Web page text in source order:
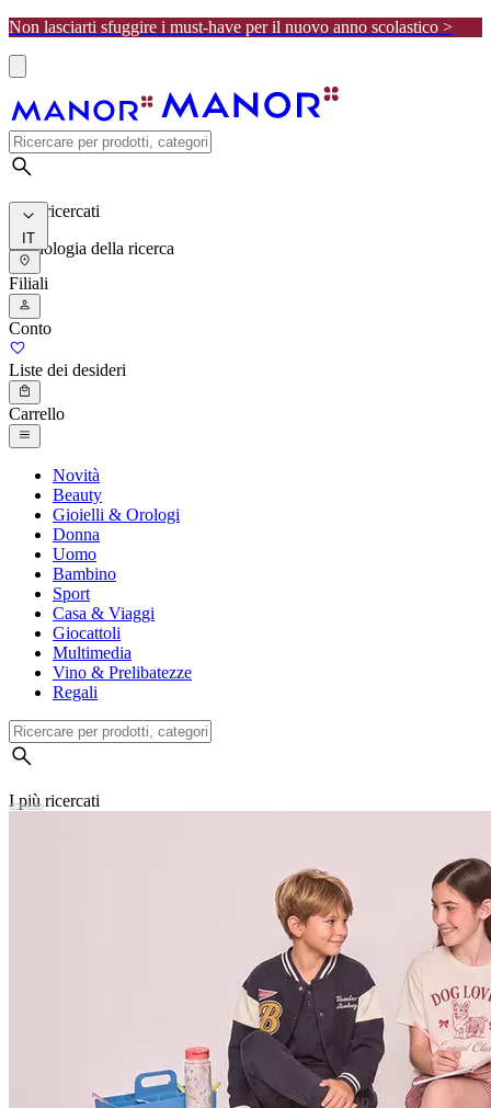
Non lasciarti sfuggire i must-have per il nuovo anno scolastico >
I più ricercati
Cronologia della ricerca
IT
Filiali
Conto
Liste dei desideri
Carrello
Novità
Beauty
Gioielli & Orologi
Donna
Uomo
Bambino
Sport
Casa & Viaggi
Giocattoli
Multimedia
Vino & Prelibatezze
Regali
I più ricercati